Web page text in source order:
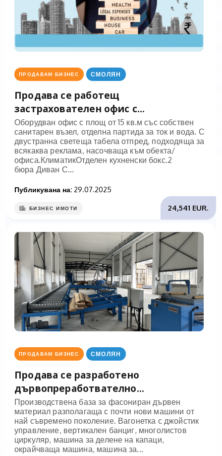
ПРОДАВАМ БИЗНЕС СМОЛЯН
Продава се работещ
застрахователен офис с...
Оборудван офис с площ от 15 кв.м със собствен
санитарен възел, отделна партида за ток и вода. С
двустранна светеща табела отпред, подходяща за
всякаква реклама, насочваща към обекта/
офиса.КлиматикОтделен кухненски бокс.2
бюра Диван С...
Публикувана на: 29.07.2025
24,541 EUR.
БИЗНЕС ИМОТИ
ПРОДАВАМ БИЗНЕС СМОЛЯН
Продава се разработено
дървопреработвателно...
Производствена база за фасониран дървен
материал разполагаща с почти нови машини от
най съвремено поколение. Вагонетка с джойстик
управление, вертикален банциг, многолистов
циркуляр, машина за делене на капаци,
окрайчваща машина, машина за...